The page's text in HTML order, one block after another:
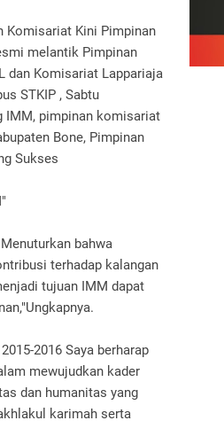
Komisariat Kini Pimpinan
melantik Pimpinan
dan Komisariat Lappariaja
STKIP , Sabtu
IMM, pimpinan komisariat
Bone, Pimpinan
Sukses
bahwa
terhadap kalangan
tujuan IMM dapat
2016 Saya berharap
mewujudkan kader
dan humanitas yang
karimah serta